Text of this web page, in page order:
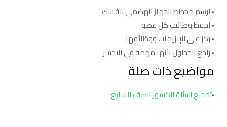
ارسم مخطط الجهاز الهضمي بنفسك
احفظ وظائف كل عضو
ركز على الإنزيمات ووظائفها
راجع الجداول لأنها مهمة في الاختبار
مواضيع ذات صلة
تجميع أسئلة الكسور الصف السابع